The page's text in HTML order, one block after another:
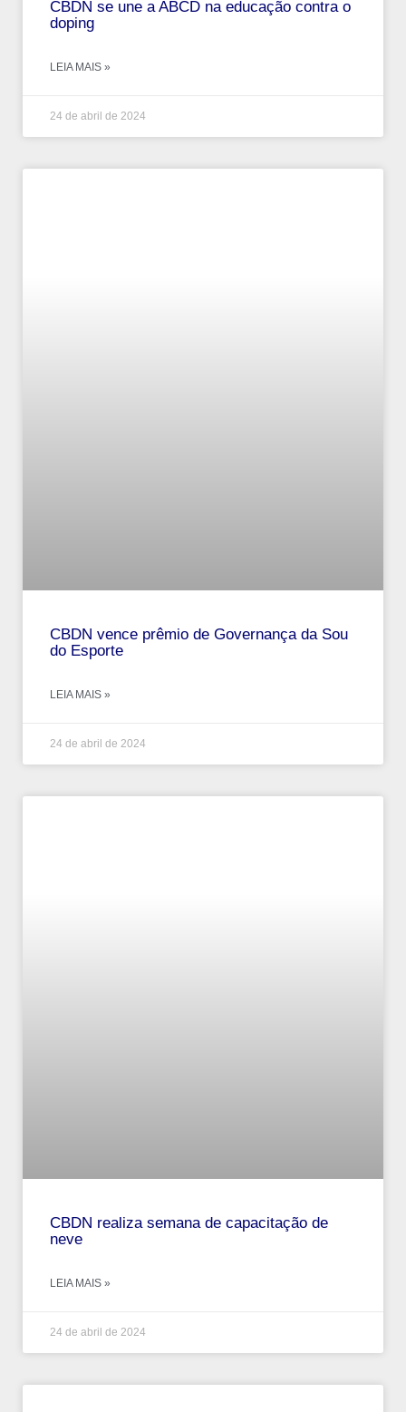
CBDN se une a ABCD na educação contra o
doping
LEIA MAIS »
24 de abril de 2024
CBDN vence prêmio de Governança da Sou
do Esporte
LEIA MAIS »
24 de abril de 2024
CBDN realiza semana de capacitação de
neve
LEIA MAIS »
24 de abril de 2024